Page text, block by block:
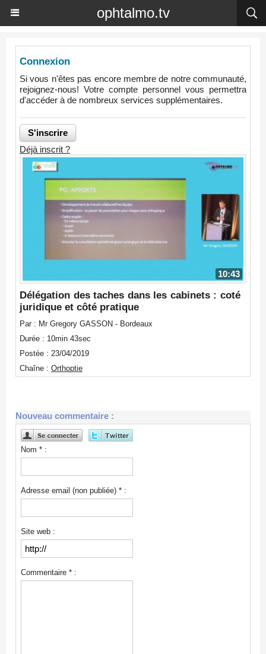
ophtalmo.tv
Connexion
Si vous n'êtes pas encore membre de notre communauté,
rejoignez-nous! Votre compte personnel vous permettra
d'accéder à de nombreux services supplémentaires.
Déjà inscrit ?
10:43
Délégation des taches dans les cabinets : coté
juridique et côté pratique
Par : Mr Gregory GASSON - Bordeaux
Durée : 10min 43sec
Postée : 23/04/2019
Chaîne : Orthoptie
Nouveau commentaire :
Nom * :
Adresse email (non publiée) * :
Site web :
Commentaire * :